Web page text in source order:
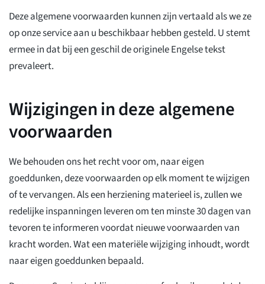
Deze algemene voorwaarden kunnen zijn vertaald als we ze
op onze service aan u beschikbaar hebben gesteld. U stemt
ermee in dat bij een geschil de originele Engelse tekst
prevaleert.
Wijzigingen in deze algemene
voorwaarden
We behouden ons het recht voor om, naar eigen
goeddunken, deze voorwaarden op elk moment te wijzigen
of te vervangen. Als een herziening materieel is, zullen we
redelijke inspanningen leveren om ten minste 30 dagen van
tevoren te informeren voordat nieuwe voorwaarden van
kracht worden. Wat een materiële wijziging inhoudt, wordt
naar eigen goeddunken bepaald.